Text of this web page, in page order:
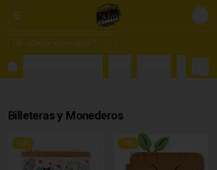
Abrir menu de navegación Login
¿Dónde quieres pedir?
Billeteras y Monederos
-14% -19%